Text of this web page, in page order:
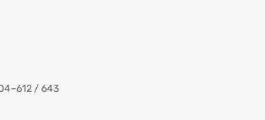
/ 643Sorted